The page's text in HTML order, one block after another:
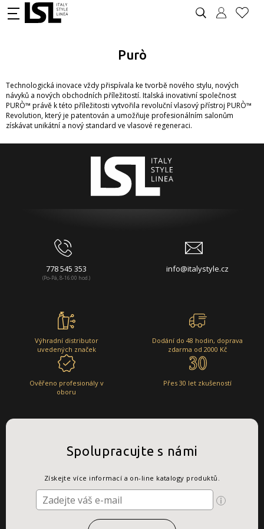
Purò
Technologická inovace vždy přispívala ke tvorbě nového stylu, nových
návyků a nových obchodních příležitostí. Italská inovativní společnost
PURÒ™ právě k této příležitosti vytvořila revoluční vlasový přístroj PURÒ™
Revolution, který je patentován a umožňuje profesionálním salonům
získávat unikátní a nový standard ve vlasové regeneraci.
778 545 353
(Po-Pá, 8-16:00 hod.)
info@italystyle.cz
Výhradní distributor
uvedených značek
Dodání do 48 hodin, doprava
zdarma od 2000 Kč
Ověřeno profesionály v
oboru
Přes 30 let zkušeností
Spolupracujte s námi
Získejte více informací a on-line katalogy produktů.